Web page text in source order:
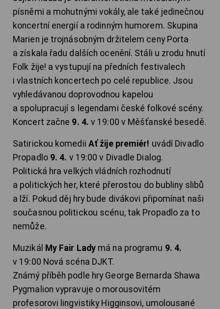
písněmi a mohutnými vokály, ale také jedinečnou
koncertní energií a rodinným humorem. Skupina
Marien je trojnásobným držitelem ceny Porta
a získala řadu dalších ocenění. Stáli u zrodu hnutí
Folk žije! a vystupují na předních festivalech
i vlastních koncertech po celé republice. Jsou
vyhledávanou doprovodnou kapelou
a spolupracují s legendami české folkové scény.
Koncert začne 9. 4. v 19:00 v Měšťanské besedě.
Satirickou komedii Ať žije premiér! uvádí Divadlo
Propadlo 9. 4. v 19:00 v Divadle Dialog.
Politická hra velkých vládních rozhodnutí
a politických her, které přerostou do bubliny slibů
a lží. Pokud děj hry bude divákovi připomínat naši
současnou politickou scénu, tak Propadlo za to
nemůže.
Muzikál My Fair Lady má na programu 9. 4.
v 19:00 Nová scéna DJKT.
Známý příběh podle hry George Bernarda Shawa
Pygmalion vypravuje o morousovitém
profesorovi lingvistiky Higginsovi, umolousané